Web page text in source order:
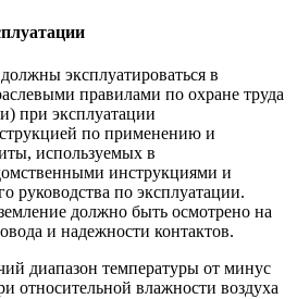
эксплуатироваться в
правилами по охране труда
при эксплуатации
по применению и
используемых в
инструкциями и
руководства по эксплуатации.
должно быть осмотрено на
и надежности контактов.
диапазон температуры от минус
относительной влажности воздуха